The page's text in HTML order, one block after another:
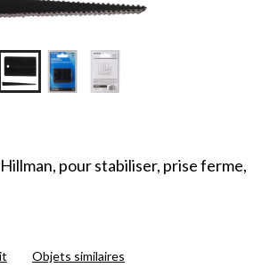
pour stabiliser, prise ferme,
Objets similaires